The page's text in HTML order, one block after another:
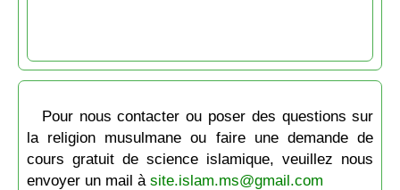
Pour nous contacter ou poser des questions sur
la religion musulmane ou faire une demande de
cours gratuit de science islamique, veuillez nous
envoyer un mail à site.islam.ms@gmail.com